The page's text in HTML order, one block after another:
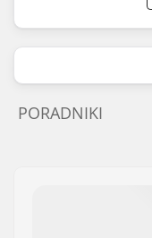
PORADNIKI